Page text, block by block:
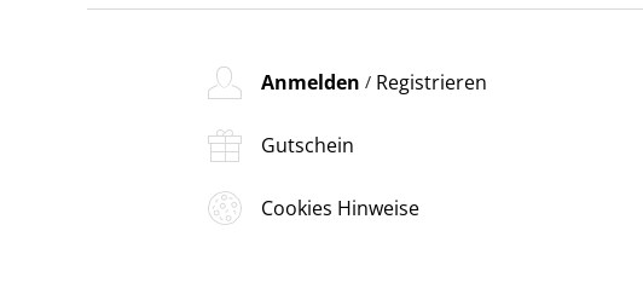
Anmelden / Registrieren
Gutschein
Cookies Hinweise